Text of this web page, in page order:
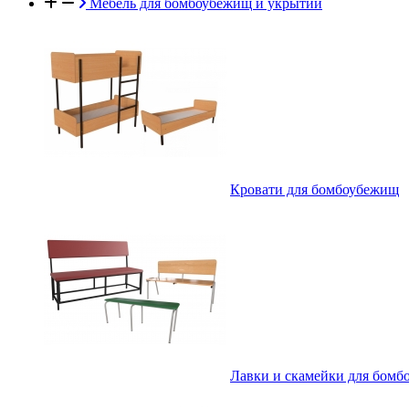
Мебель для бомбоубежищ и укрытий
Кровати для бомбоубежищ
Лавки и скамейки для